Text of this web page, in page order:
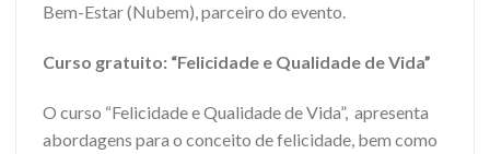
Bem-Estar (Nubem), parceiro do evento.
Curso gratuito: “Felicidade e Qualidade de Vida”
O curso “Felicidade e Qualidade de Vida”, apresenta
abordagens para o conceito de felicidade, bem como